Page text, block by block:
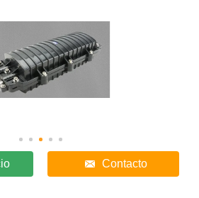
Contacto